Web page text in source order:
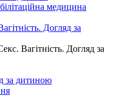
медицина
Догляд за
Вагітність. Догляд за
за дитиною